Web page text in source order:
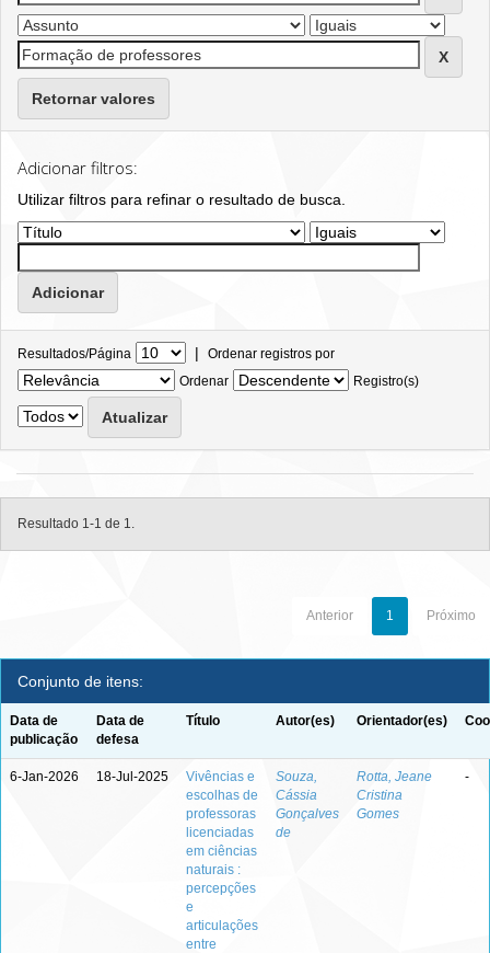
Retornar valores
Adicionar filtros:
Utilizar filtros para refinar o resultado de busca.
Resultados/Página | Ordenar registros por
Ordenar
Registro(s)
Resultado 1-1 de 1.
Anterior 1 Próximo
Conjunto de itens:
Data de
publicação
Data de
defesa
Título Autor(es) Orientador(es)
6-Jan-2026 18-Jul-2025
Vivências e
escolhas de
professoras
licenciadas
em ciências
naturais :
percepções
e
articulações
entre
Souza,
Cássia
Gonçalves
de
Rotta, Jeane
Cristina
Gomes
-